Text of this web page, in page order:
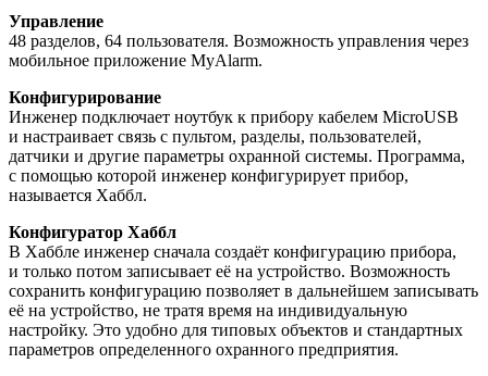
Управление
48 разделов, 64 пользователя. Возможность управления через
мобильное приложение MyAlarm.
Конфигурирование
Инженер подключает ноутбук к прибору кабелем MicroUSB
и настраивает связь с пультом, разделы, пользователей,
датчики и другие параметры охранной системы. Программа,
с помощью которой инженер конфигурирует прибор,
называется Хаббл.
Конфигуратор Хаббл
В Хаббле инженер сначала создаёт конфигурацию прибора,
и только потом записывает её на устройство. Возможность
сохранить конфигурацию позволяет в дальнейшем записывать
её на устройство, не тратя время на индивидуальную
настройку. Это удобно для типовых объектов и стандартных
параметров определенного охранного предприятия.